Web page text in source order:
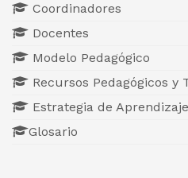
Coordinadores
Docentes
Modelo Pedagógico
Recursos Pedagógicos y
Estrategia de Aprendizaje
Glosario